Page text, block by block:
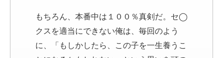
もちろん、本番中は１００％真剣だ。セ◯
クスを適当にできない俺は、毎回のよう
に、「もしかしたら、この子を一生養うこ